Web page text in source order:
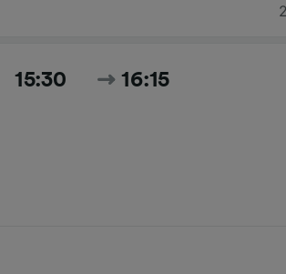
15:30 16:15